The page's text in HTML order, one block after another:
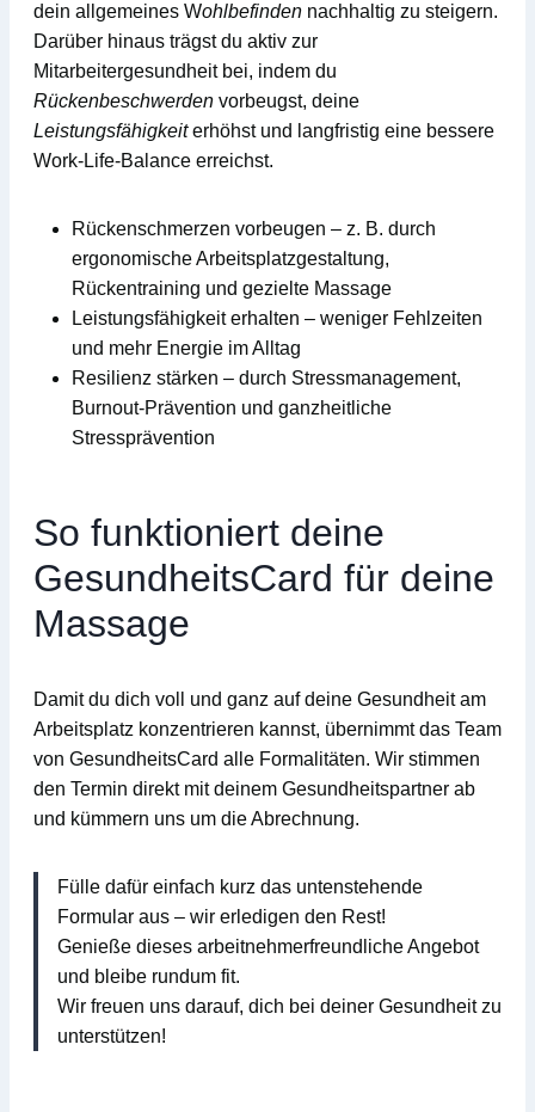
dein allgemeines Wohlbefinden nachhaltig zu steigern.
Darüber hinaus trägst du aktiv zur
Mitarbeitergesundheitbei, indem du
Rückenbeschwerden vorbeugst, deine
Leistungsfähigkeiterhöhst und langfristig eine bessere
Work-Life-Balance erreichst.
Rückenschmerzen vorbeugen – z. B. durch
ergonomische Arbeitsplatzgestaltung,
Rückentraining und gezielte Massage
Leistungsfähigkeit erhalten – weniger Fehlzeiten
und mehr Energie im Alltag
Resilienz stärken – durch Stressmanagement,
Burnout-Prävention und ganzheitliche
Stressprävention
So funktioniert deine
GesundheitsCard für deine
Massage
Damit du dich voll und ganz auf deine Gesundheit am
Arbeitsplatz konzentrieren kannst, übernimmt das Team
von GesundheitsCard alle Formalitäten. Wir stimmen
den Termin direkt mit deinem Gesundheitspartner ab
und kümmern uns um die Abrechnung.
Fülle dafür einfach kurz das untenstehende
Formular aus – wir erledigen den Rest!
Genieße dieses arbeitnehmerfreundliche Angebot
und bleibe rundum fit.
Wir freuen uns darauf, dich bei deiner Gesundheit zu
unterstützen!